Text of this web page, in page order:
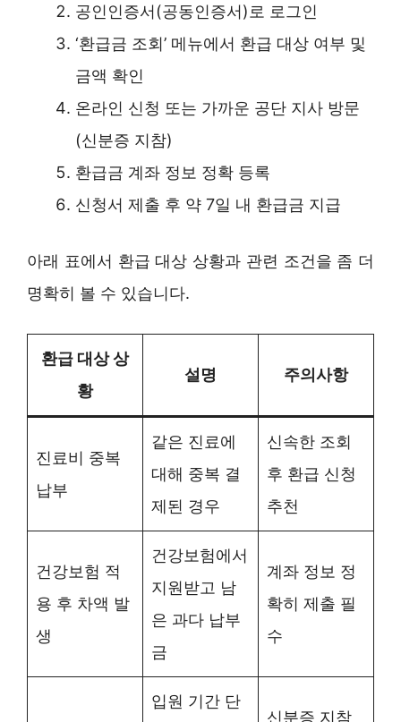
공인인증서(공동인증서)로 로그인
‘환급금 조회’ 메뉴에서 환급 대상 여부 및
금액 확인
온라인 신청 또는 가까운 공단 지사 방문
(신분증 지참)
환급금 계좌 정보 정확 등록
신청서 제출 후 약 7일 내 환급금 지급
아래 표에서 환급 대상 상황과 관련 조건을 좀 더
명확히 볼 수 있습니다.
환급 대상 상
황
설명 주의사항
진료비 중복
납부
같은 진료에
대해 중복 결
제된 경우
신속한 조회
후 환급 신청
추천
건강보험 적
용 후 차액 발
생
건강보험에서
지원받고 남
은 과다 납부
금
계좌 정보 정
확히 제출 필
수
입원 기간 단
신분증 지참